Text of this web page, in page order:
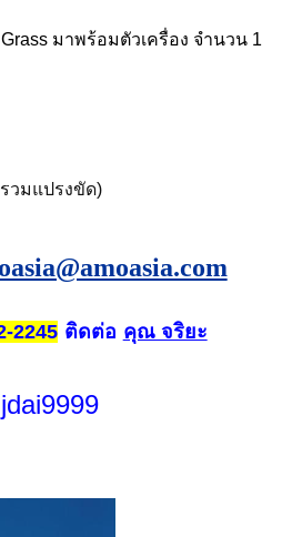
มาพร้อมตัวเครื่อง จำนวน 1
วมแปรงขัด)
2245ติดต่อ คุณ จริยะ